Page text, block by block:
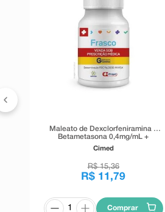
Maleato de Dexclorfeniramina +
Betametasona 0,4mg/mL +
0,05mg/mL Cimed Frasco 120ml
de Xarope + Copo Medidor
Cimed
R$ 15,36
R$ 11 ,79
Comprar